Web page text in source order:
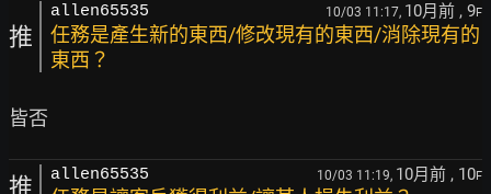
推
allen65535 10/03 11:17, 10月前 , 9F
任務是產生新的東西/修改現有的東西/消除現有的
東西？
推 allen65535 10/03 11:19, 10月前 , 10F